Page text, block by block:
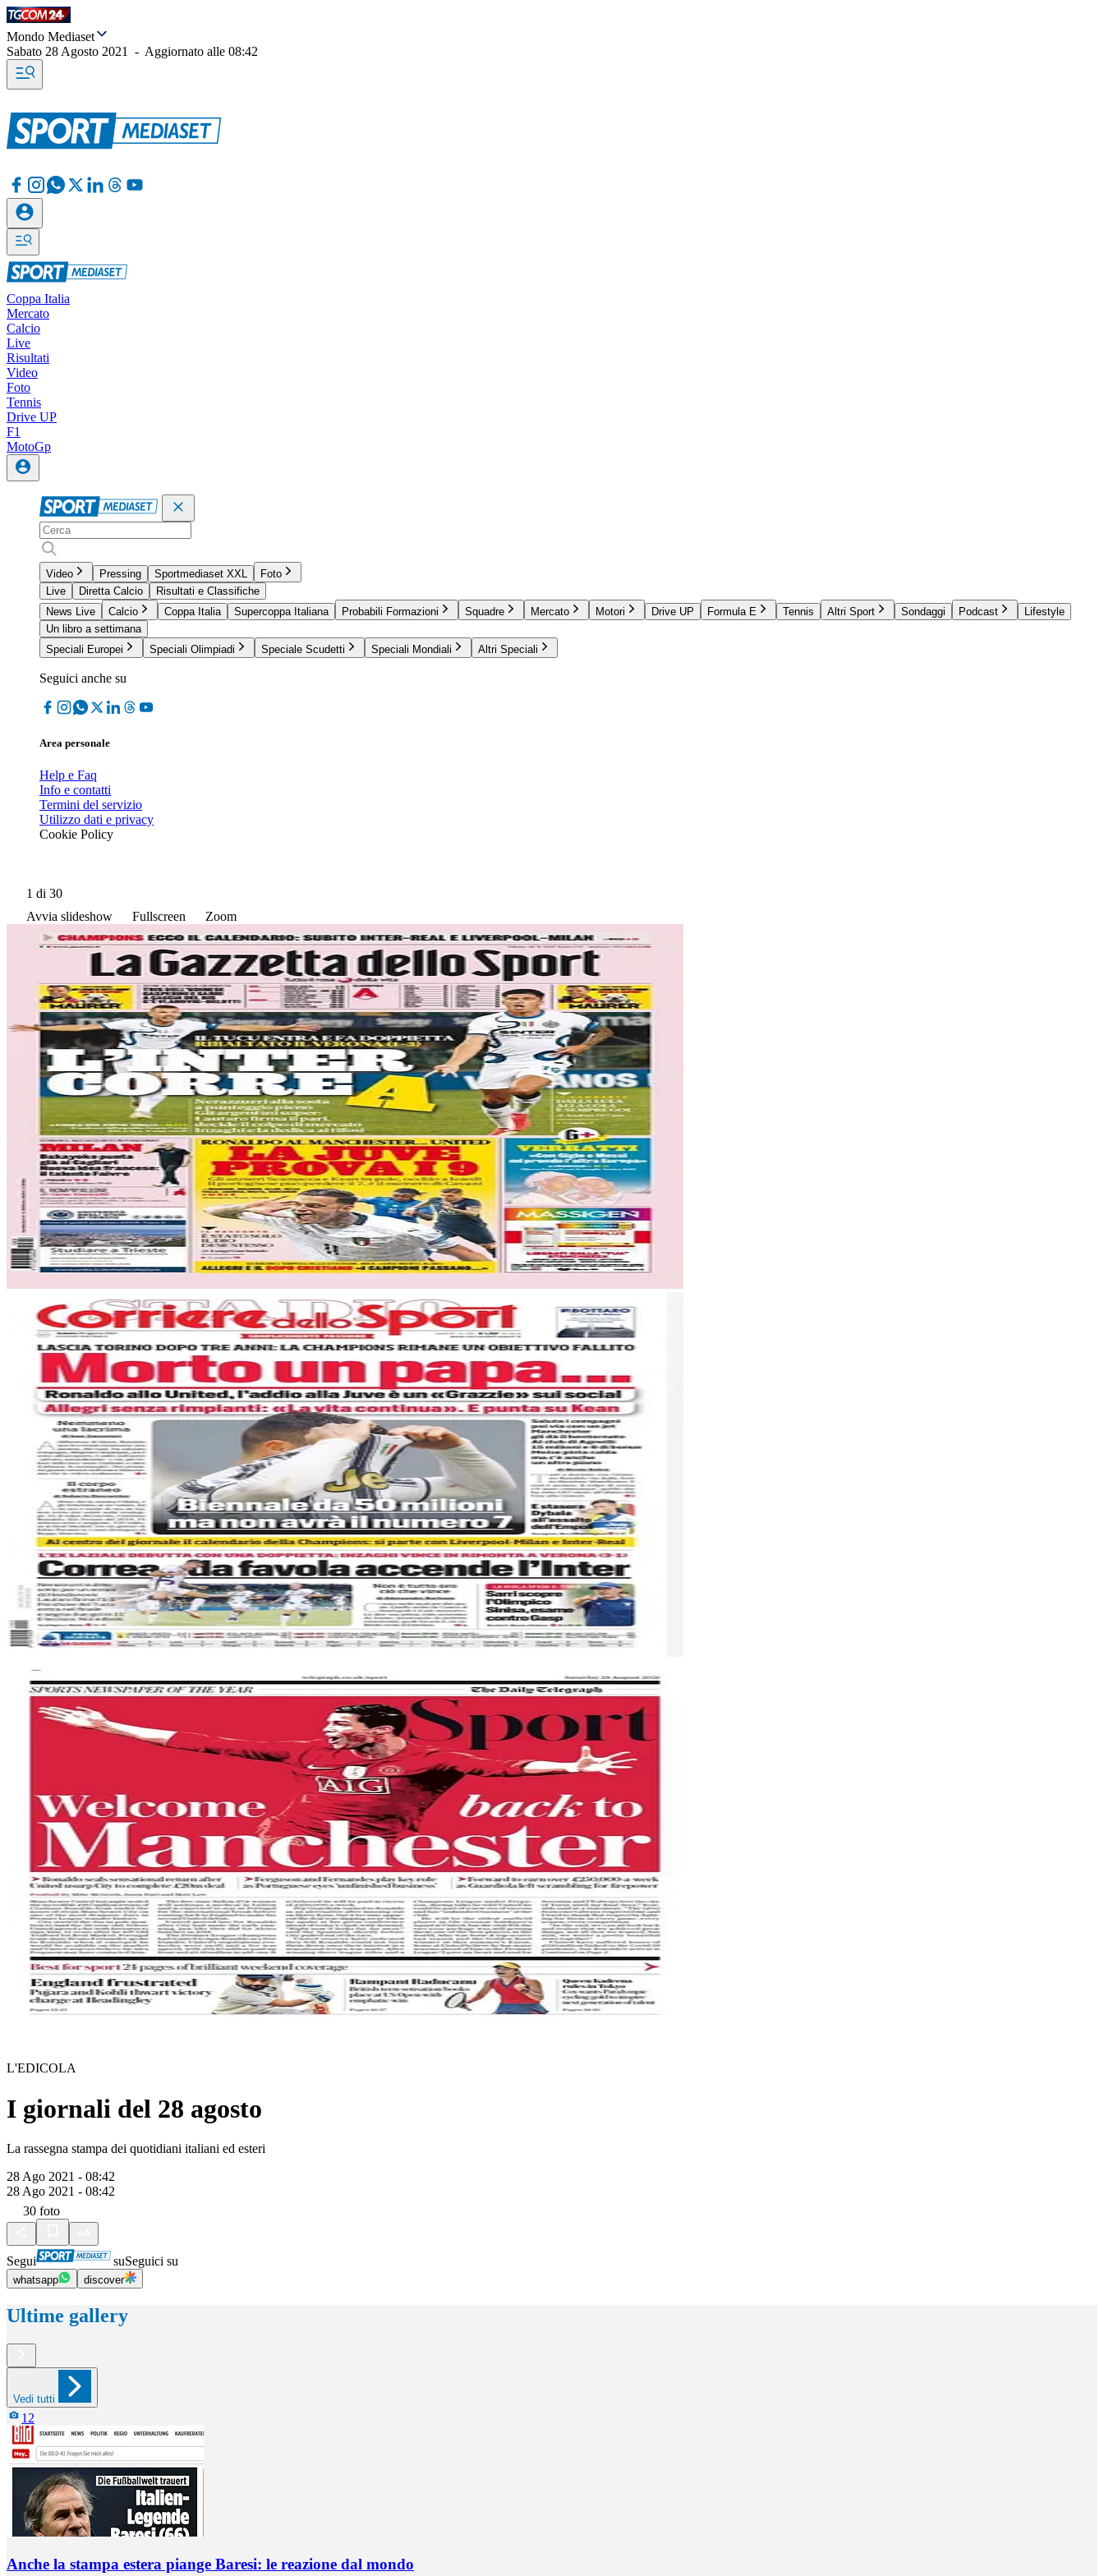
Mondo Mediaset
Sabato 28 Agosto 2021
- Aggiornato alle 08:42
Coppa Italia
Mercato
Calcio
Live
Risultati
Video
Foto
Tennis
Drive UP
F1
MotoGp
Video Pressing Sportmediaset XXL
Foto
Live
Diretta Calcio
Risultati e Classifiche
News Live
Calcio Coppa Italia Supercoppa Italiana Probabili Formazioni Squadre Mercato Motori Drive UP Formula E Tennis Altri Sport Sondaggi Podcast
Lifestyle
Un libro a settimana
Speciali Europei
Speciali Olimpiadi Speciale Scudetti Speciali Mondiali Altri Speciali
Seguici anche su
Area personale
Help e Faq
Info e contatti
Termini del servizio
Utilizzo dati e privacy
Cookie Policy
1 di 30
Avvia slideshow
Fullscreen Zoom
L'EDICOLA
I giornali del 28 agosto
La rassegna stampa dei quotidiani italiani ed esteri
28 Ago 2021 - 08:42
28 Ago 2021 - 08:42
30 foto
Segui suSeguici su
whatsapp discover
Ultime gallery
Vedi tutti
12
Anche la stampa estera piange Baresi: le reazione dal mondo